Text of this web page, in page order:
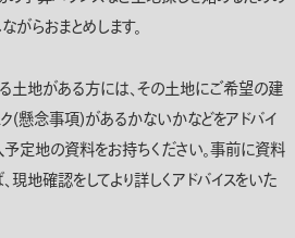
がらおまとめします。
土地がある方には、その土地にご希望の建
(懸念事項)があるかないかなどをアドバイ
予定地の資料をお持ちください。事前に資料
現地確認をしてより詳しくアドバイスをいた